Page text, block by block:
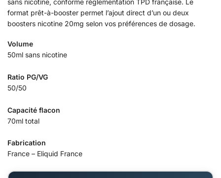
format prêt-à-booster permet l’ajout direct d’un ou deux
boosters nicotine 20mg selon vos préférences de dosage.
Volume
50ml sans nicotine
Ratio PG/VG
50/50
Capacité flacon
70ml total
Fabrication
France – Eliquid France